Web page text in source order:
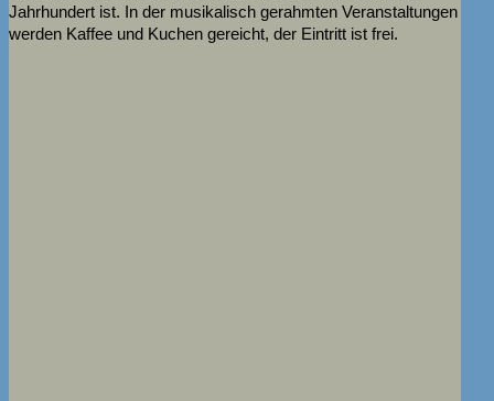
Jahrhundert ist. In der musikalisch gerahmten Veranstaltungen
werden Kaffee und Kuchen gereicht, der Eintritt ist frei.